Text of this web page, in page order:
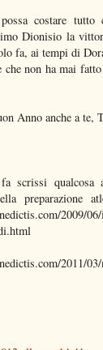
costare
Dionisio la
fa, ai tempi di
che non ha mai
Anno anche a te,
scrissi
preparazione
2009/
2011/